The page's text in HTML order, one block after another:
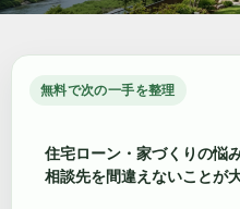
無料で次の一手を整理
住宅ローン・家づくりの悩み
相談先を間違えないことが